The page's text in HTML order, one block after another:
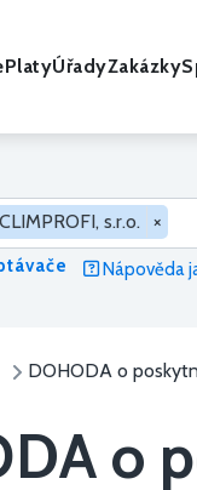
PlatyÚřadyZakázky
CLIMPROFI, s.r.o. ×
Nápověda
DOHODA o
o